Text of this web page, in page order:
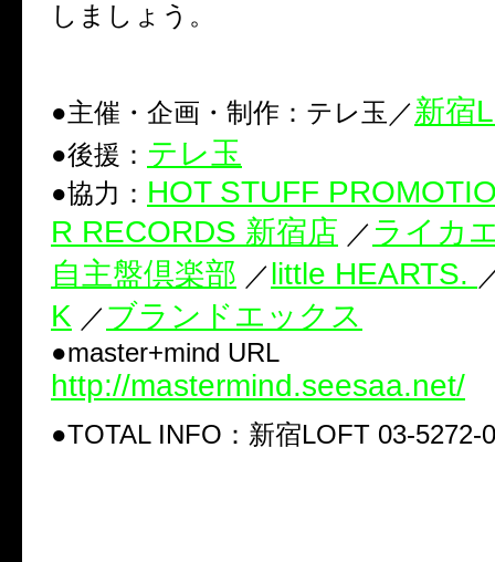
しましょう。
●主催・企画・制作：テレ玉／新宿
●後援： テレ玉
●協力： HOT STUFF
R RECORDS 新宿店 ／ ライカ
自主盤倶楽部 ／little HEARTS.
K ／ブランドエックス
●master+mind URL
http://mastermind.seesaa.net/
●TOTAL INFO：新宿LOFT 03-5272-